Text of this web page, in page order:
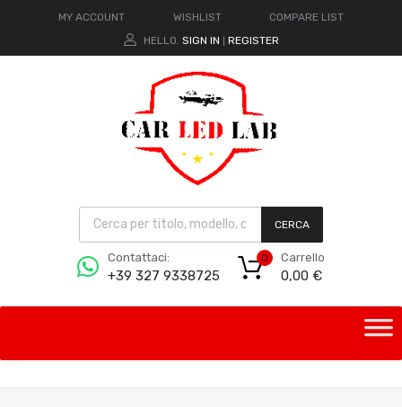
MY ACCOUNT WISHLIST
COMPARE LIST
HELLO. SIGN IN REGISTER
CERCA
Contattaci:
+39 327 9338725
Carrello
0,00 €
0